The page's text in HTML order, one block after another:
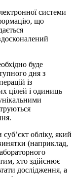
системи
що
буде
дня з
із
цілей і одиниць
обліку, який
(наприклад,
хто здійснює
дослідження, а